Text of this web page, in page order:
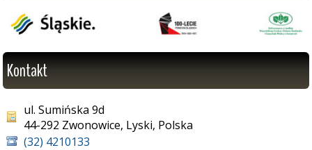
Kontakt
ul. Sumińska 9d
44-292 Zwonowice, Lyski, Polska
(32) 4210133